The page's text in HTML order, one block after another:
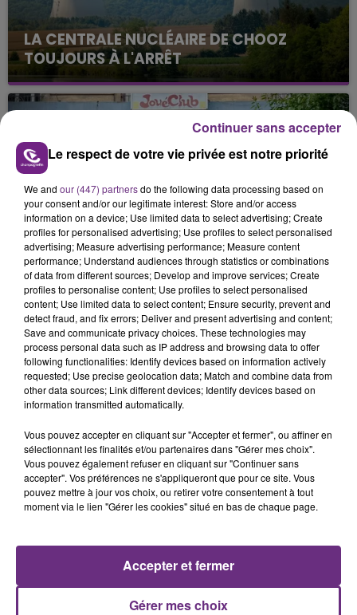
LA CENTRALE NUCLÉAIRE DE CHOOZ
TOUJOURS À L'ARRÊT
Cela fait déjà une semaine que la centrale
nucléaire ardennaise est à l'arrêt. Une situation
LE MAGASIN JOUÉCLUB DE REIMS FERME
SES PORTES
C'était l'une des institutions du centre-ville
rémois. Le magasin JouéClub est contraint de
fermer ses portes.
TITRES DIFFUSÉS
19h15
19h15 19h12
19h12
19h06
19h06 19h03
19h03
Le respect de votre vie privée est notre priorité
We and our (447) partnersdo the following data processing based on
your consent and/or our legitimate interest: Store and/or access
information on a device; Use limited data to select advertising; Create
profiles for personalised advertising; Use profiles to select personalised
advertising; Measure advertising performance; Measure content
performance; Understand audiences through statistics or combinations
of data from different sources; Develop and improve services; Create
profiles to personalise content; Use profiles to select personalised
content; Use limited data to select content; Ensure security, prevent and
detect fraud, and fix errors; Deliver and present advertising and content;
Save and communicate privacy choices. These technologies may
process personal data such as IP address and browsing data to offer
following functionalities: Identify devices based on information actively
requested; Use precise geolocation data; Match and combine data from
other data sources; Link different devices; Identify devices based on
information transmitted automatically.
Vous pouvez accepter en cliquant sur "Accepter et fermer", ou affiner en
sélectionnant les finalités et/ou partenaires dans "Gérer mes choix".
Vous pouvez également refuser en cliquant sur "Continuer sans
accepter". Vos préférences ne s'appliqueront que pour ce site. Vous
pouvez mettre à jour vos choix, ou retirer votre consentement à tout
moment via le lien "Gérer les cookies" situé en bas de chaque page.
Gérer mes choix
Accepter et fermer
Continuer sans accepter